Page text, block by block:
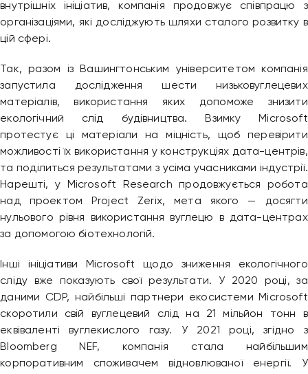
внутрішніх ініціатив, компанія продовжує співпрацю з
організаціями, які досліджують шляхи сталого розвитку в
цій сфері.
Так, разом із Вашингтонським університетом компанія
запустила дослідження шести низьковуглецевих
матеріалів, використання яких допоможе знизити
екологічний слід будівництва. Взимку Microsoft
протестує ці матеріали на міцність, щоб перевірити
можливості їх використання у конструкціях дата-центрів,
та поділиться результатами з усіма учасниками індустрії.
Нарешті, у Microsoft Research продовжується робота
над проектом Project Zerix, мета якого — досягти
нульового рівня використання вуглецю в дата-центрах
за допомогою біотехнологій.
Інші ініціативи Microsoft щодо зниження екологічного
сліду вже показують свої результати. У 2020 році, за
даними CDP, найбільші партнери екосистеми Microsoft
скоротили свій вуглецевий слід на 21 мільйон тонн в
еквіваленті вуглекислого газу. У 2021 році, згідно з
Bloomberg NEF, компанія стала найбільшим
корпоративним споживачем відновлюваної енергії. У